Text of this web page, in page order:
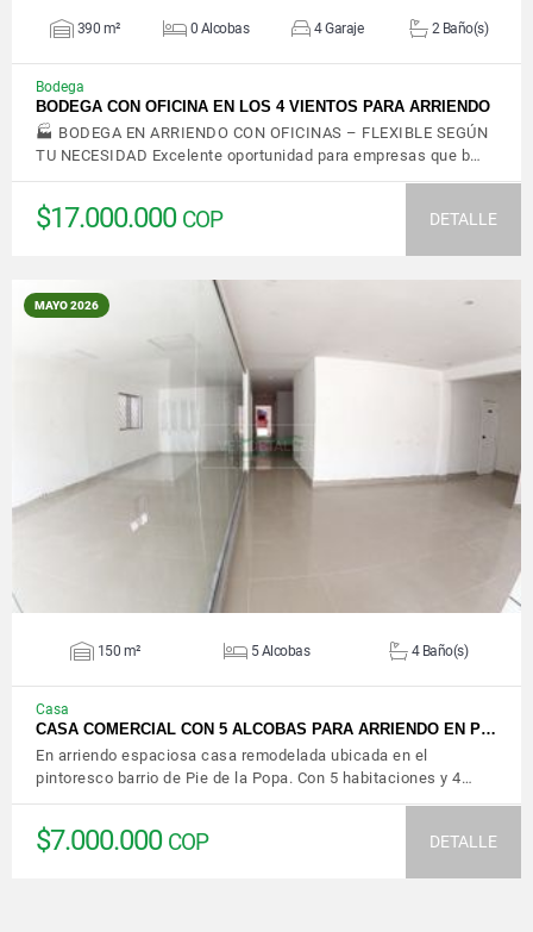
390 m² 0 Alcobas 4 Garaje 2 Baño(s)
Bodega
BODEGA CON OFICINA EN LOS 4 VIENTOS PARA ARRIENDO
🏭 BODEGA EN ARRIENDO CON OFICINAS – FLEXIBLE SEGÚN
TU NECESIDAD Excelente oportunidad para empresas que b…
$17.000.000 COP DETALLE
MAYO 2026
VER DETALLES
150 m² 5 Alcobas 4 Baño(s)
Casa
CASA COMERCIAL CON 5 ALCOBAS PARA ARRIENDO EN P…
En arriendo espaciosa casa remodelada ubicada en el
pintoresco barrio de Pie de la Popa. Con 5 habitaciones y 4…
$7.000.000 COP DETALLE